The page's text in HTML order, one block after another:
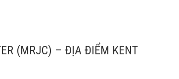
(MRJC) – ĐỊA ĐIỂM KENT